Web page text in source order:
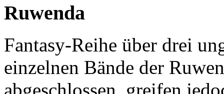
Ruwenda
Fantasy-Reihe über drei
einzelnen Bände der